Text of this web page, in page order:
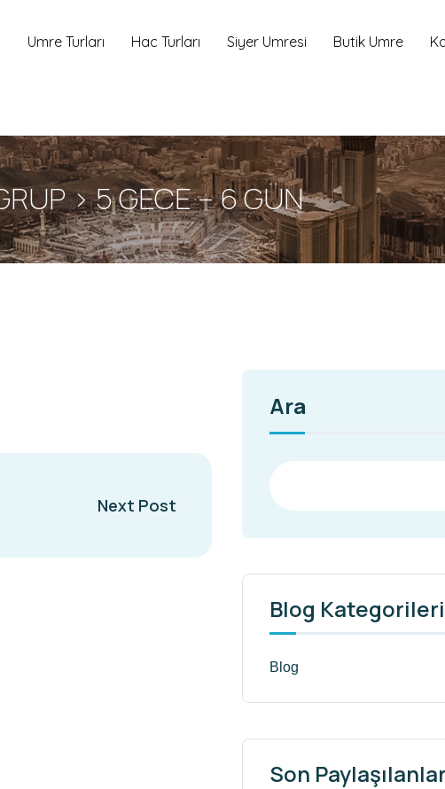
Umre Turları Hac Turları Siyer Umresi Butik Umre
> 5 GECE – 6 GÜN
Next Post
Ara
Blog Kategorileri
Blog
Son Paylaşılanlar